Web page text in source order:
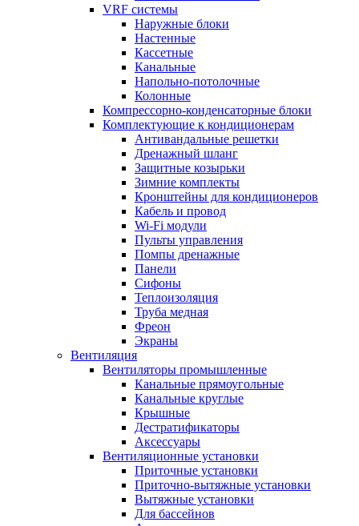
VRF системы
Наружные блоки
Настенные
Кассетные
Канальные
Напольно-потолочные
Колонные
Компрессорно-конденсаторные блоки
Комплектующие к кондиционерам
Антивандальные решетки
Дренажный шланг
Защитные козырьки
Зимние комплекты
Кронштейны для кондиционеров
Кабель и провод
Wi-Fi модули
Пульты управления
Помпы дренажные
Панели
Сифоны
Теплоизоляция
Труба медная
Фреон
Экраны
Вентиляция
Вентиляторы промышленные
Канальные прямоугольные
Канальные круглые
Крышные
Дестратификаторы
Аксессуары
Вентиляционные установки
Приточные установки
Приточно-вытяжные установки
Вытяжные установки
Для бассейнов